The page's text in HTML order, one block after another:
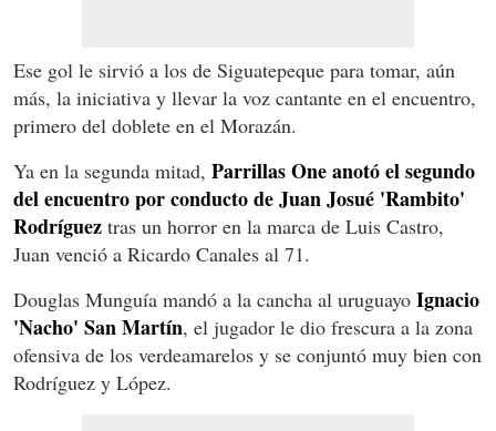
Ese gol le sirvió a los de Siguatepeque para tomar, aún
más, la iniciativa y llevar la voz cantante en el encuentro,
primero del doblete en el Morazán.
Ya en la segunda mitad, Parrillas One anotó el segundo
del encuentro por conducto de Juan Josué 'Rambito'
Rodríguez tras un horror en la marca de Luis Castro,
Juan venció a Ricardo Canales al 71.
Douglas Munguía mandó a la cancha al uruguayo Ignacio
'Nacho' San Martín, el jugador le dio frescura a la zona
ofensiva de los verdeamarelos y se conjuntó muy bien con
Rodríguez y López.